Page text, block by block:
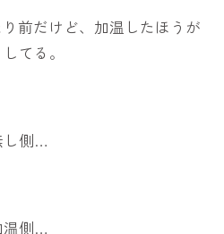
前だけど、加温したほうが
てる。
し側…
温側…